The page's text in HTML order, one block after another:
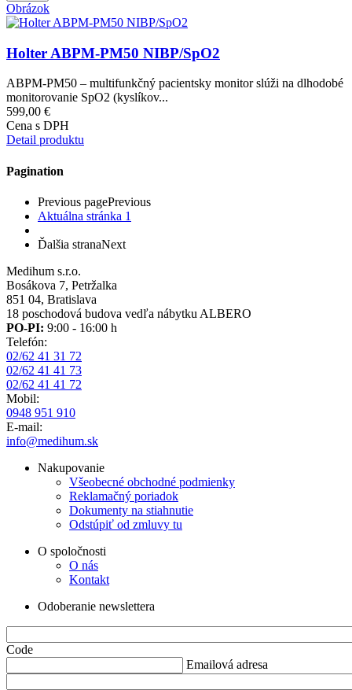
Obrázok
Holter ABPM-PM50 NIBP/SpO2
ABPM-PM50 – multifunkčný pacientsky monitor slúži na dlhodobé
monitorovanie SpO2 (kyslíkov...
599,00 €
Cena s DPH
Detail produktu
Pagination
Previous pagePrevious
Aktuálna stránka 1
Ďalšia stranaNext
Medihum s.r.o.
Bosákova 7, Petržalka
851 04, Bratislava
18 poschodová budova vedľa nábytku ALBERO
PO-PI: 9:00 - 16:00 h
Telefón:
02/62 41 31 72
02/62 41 41 73
02/62 41 41 72
Mobil:
0948 951 910
E-mail:
info@medihum.sk
Nakupovanie
Všeobecné obchodné podmienky
Reklamačný poriadok
Dokumenty na stiahnutie
Odstúpiť od zmluvy tu
O spoločnosti
O nás
Kontakt
Odoberanie newslettera
Code
Emailová adresa